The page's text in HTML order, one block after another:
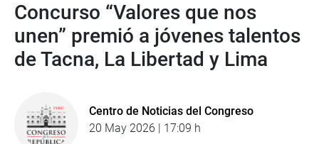
Concurso “Valores que nos
unen” premió a jóvenes talentos
de Tacna, La Libertad y Lima
Centro de Noticias del Congreso
20 May 2026 | 17:09 h